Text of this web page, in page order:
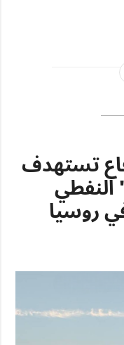
تستهدف
النفطي
روسيا